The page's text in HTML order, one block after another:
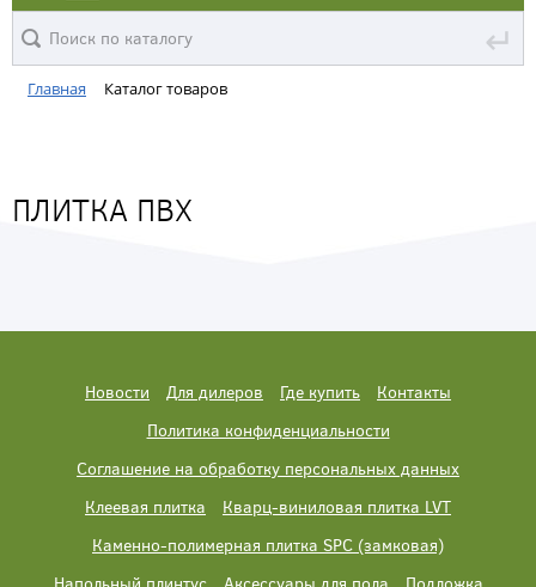
↵
Главная Каталог товаров
ПЛИТКА ПВХ
Новости Для дилеров Где купить
Контакты
Политика конфиденциальности
Соглашение на обработку персональных данных
Клеевая плитка
Кварц-виниловая плитка LVT
Каменно-полимерная плитка SPC (замковая)